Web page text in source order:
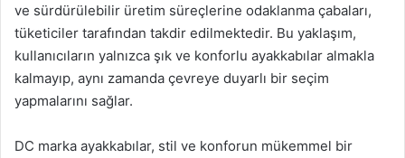
ve sürdürülebilir üretim süreçlerine odaklanma çabaları,
tüketiciler tarafından takdir edilmektedir. Bu yaklaşım,
kullanıcıların yalnızca şık ve konforlu ayakkabılar almakla
kalmayıp, aynı zamanda çevreye duyarlı bir seçim
yapmalarını sağlar.
DC marka ayakkabılar, stil ve konforun mükemmel bir